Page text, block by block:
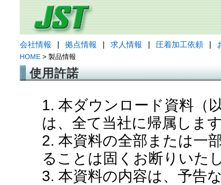
会社情報 拠点情報 求人情報 圧着加工依頼
HOME > 製品情報
使用許諾
1. 本ダウンロード資料（
は、全て当社に帰属しま
2. 本資料の全部または一
ることは固くお断りいた
3. 本資料の内容は、予告